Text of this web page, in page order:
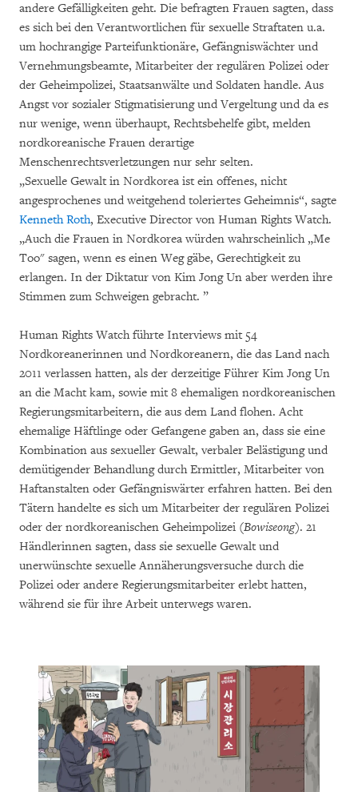
andere Gefälligkeiten geht. Die befragten Frauen sagten, dass
es sich bei den Verantwortlichen für sexuelle Straftaten u.a.
um hochrangige Parteifunktionäre, Gefängniswächter und
Vernehmungsbeamte, Mitarbeiter der regulären Polizei oder
der Geheimpolizei, Staatsanwälte und Soldaten handle. Aus
Angst vor sozialer Stigmatisierung und Vergeltung und da es
nur wenige, wenn überhaupt, Rechtsbehelfe gibt, melden
nordkoreanische Frauen derartige
Menschenrechtsverletzungen nur sehr selten.
„Sexuelle Gewalt in Nordkorea ist ein offenes, nicht
angesprochenes und weitgehend toleriertes Geheimnis“, sagte
Kenneth Roth, Executive Director von Human Rights Watch.
„Auch die Frauen in Nordkorea würden wahrscheinlich „Me
Too" sagen, wenn es einen Weg gäbe, Gerechtigkeit zu
erlangen. In der Diktatur von Kim Jong Un aber werden ihre
Stimmen zum Schweigen gebracht. ”
Human Rights Watch führte Interviews mit 54
Nordkoreanerinnen und Nordkoreanern, die das Land nach
2011 verlassen hatten, als der derzeitige Führer Kim Jong Un
an die Macht kam, sowie mit 8 ehemaligen nordkoreanischen
Regierungsmitarbeitern, die aus dem Land flohen. Acht
ehemalige Häftlinge oder Gefangene gaben an, dass sie eine
Kombination aus sexueller Gewalt, verbaler Belästigung und
demütigender Behandlung durch Ermittler, Mitarbeiter von
Haftanstalten oder Gefängniswärter erfahren hatten. Bei den
Tätern handelte es sich um Mitarbeiter der regulären Polizei
oder der nordkoreanischen Geheimpolizei (Bowiseong). 21
Händlerinnen sagten, dass sie sexuelle Gewalt und
unerwünschte sexuelle Annäherungsversuche durch die
Polizei oder andere Regierungsmitarbeiter erlebt hatten,
während sie für ihre Arbeit unterwegs waren.